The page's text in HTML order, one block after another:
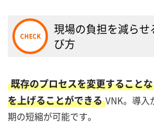
現場の負担を減らせ
び方
既存のプロセスを変更すること
を上げることができる VNK。導入
期の短縮が可能です。